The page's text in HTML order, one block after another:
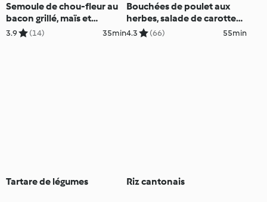
Semoule de chou-fleur au
bacon grillé, maïs et
haricots rouges
3.9 (14) 35min
Bouchées de poulet aux
herbes, salade de carottes
à la feta
4.3 (66) 55min
Tartare de légumes Riz cantonais